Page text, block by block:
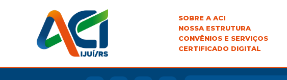
SOBRE A ACI
NOSSA ESTRUTURA
CONVÊNIOS E SERVIÇOS
CERTIFICADO DIGITAL